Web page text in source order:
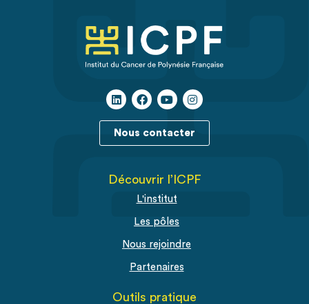
Nous contacter
Découvrir l’ICPF
L'institut
Les pôles
Nous rejoindre
Partenaires
Outils pratique